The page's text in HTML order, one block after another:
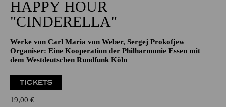
HAPPY HOUR
"CINDERELLA"
Werke von Carl Maria von Weber, Sergej Prokofjew
Organiser: Eine Kooperation der Philharmonie Essen mit
dem Westdeutschen Rundfunk Köln
TICKETS
19,00 €